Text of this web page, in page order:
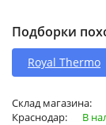
Подборки
Royal Thermo
Склад магазина:
Краснодар:
В